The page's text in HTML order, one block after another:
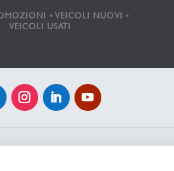
•VEICOLI NUOVI •
VEICOLI USATI